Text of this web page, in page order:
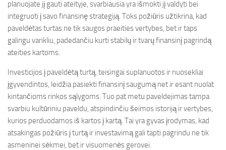
planuojate jį gauti ateityje, svarbiausia yra išmokti jį valdyti bei
integruoti į savo finansinę strategiją. Toks požiūris užtikrina, kad
paveldėtas turtas ne tik saugos praeities vertybes, bet ir taps
galingu varikliu, padedančiu kurti stabilų ir tvarų finansinį pagrindą
ateities kartoms.
Investicijos į paveldėtą turtą, teisingai suplanuotos ir nuosekliai
įgyvendintos, leidžia pasiekti finansinį saugumą net ir esant nuolat
kintančioms rinkos sąlygoms. Tuo pat metu paveldejimas tampa
svarbiu kultūriniu paveldu, atspindinčiu šeimos istoriją ir vertybes,
kurios perduodamos iš kartos į kartą. Tai yra gyvas įrodymas, kad
atsakingas požiūris į turtą ir investavimą gali tapti pagrindu ne tik
asmeninei sėkmei, bet ir visuomenės gerovei.